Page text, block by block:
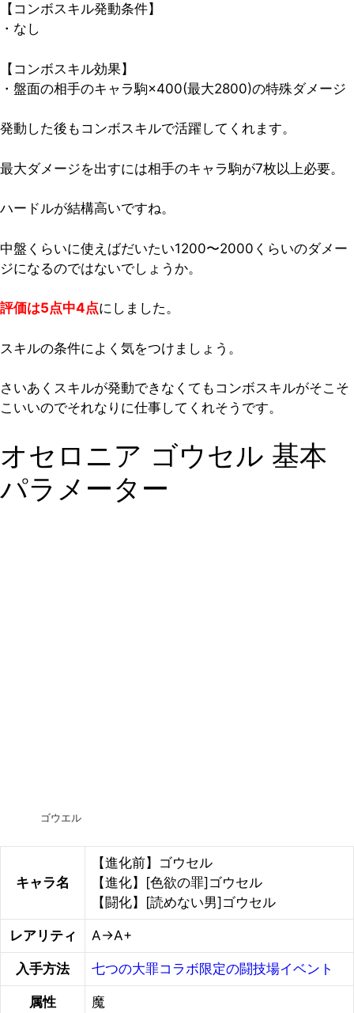
【コンボスキル発動条件】
・なし
【コンボスキル効果】
・盤面の相手のキャラ駒×400(最大2800)の特殊ダメージ
発動した後もコンボスキルで活躍してくれます。
最大ダメージを出すには相手のキャラ駒が7枚以上必要。
ハードルが結構高いですね。
中盤くらいに使えばだいたい1200〜2000くらいのダメー
ジになるのではないでしょうか。
評価は5点中4点にしました。
スキルの条件によく気をつけましょう。
さいあくスキルが発動できなくてもコンボスキルがそこそ
こいいのでそれなりに仕事してくれそうです。
オセロニア ゴウセル 基本
パラメーター
ゴウエル
キャラ名
【進化前】ゴウセル
【進化】[色欲の罪]ゴウセル
【闘化】[読めない男]ゴウセル
レアリティ A→A+
入手方法 七つの大罪コラボ限定の闘技場イベント
属性 魔